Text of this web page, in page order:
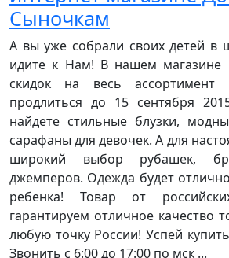
Сыночкам
А вы уже собрали своих детей в
идите к Нам! В нашем магазине
скидок на весь ассортимент
продлиться до 15 сентября
найдете стильные блузки,
сарафаны для девочек. А для
широкий выбор рубашек,
джемперов. Одежда будет
ребенка! Товар от
гарантируем отличное качество
любую точку России! Успей
Звонить с 6:00 до 17:00 по мск ...